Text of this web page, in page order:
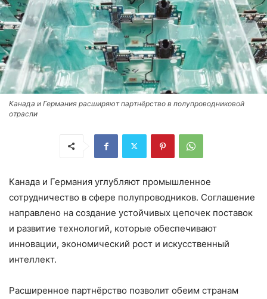
Канада и Германия расширяют партнёрство в полупроводниковой
отрасли
Канада и Германия углубляют промышленное
сотрудничество в сфере полупроводников. Соглашение
направлено на создание устойчивых цепочек поставок
и развитие технологий, которые обеспечивают
инновации, экономический рост и искусственный
интеллект.
Расширенное партнёрство позволит обеим странам